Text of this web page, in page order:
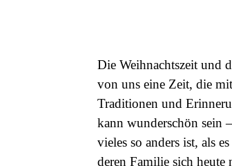
Die Weihnachtszeit und
von uns eine Zeit, die
Traditionen und
kann wunderschön sein
vieles so anders ist, als
deren Familie sich heute